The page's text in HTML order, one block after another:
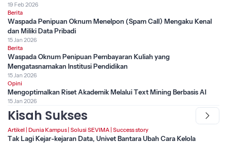
19 Feb 2026
Berita
Waspada Penipuan Oknum Menelpon (Spam Call) Mengaku Kenal
dan Miliki Data Pribadi
15 Jan 2026
Berita
Waspada Oknum Penipuan Pembayaran Kuliah yang
Mengatasnamakan Institusi Pendidikan
15 Jan 2026
Opini
Mengoptimalkan Riset Akademik Melalui Text Mining Berbasis AI
15 Jan 2026
Kisah Sukses
Artikel | Dunia Kampus | Solusi SEVIMA | Success story
Tak Lagi Kejar-kejaran Data, Univet Bantara Ubah Cara Kelola